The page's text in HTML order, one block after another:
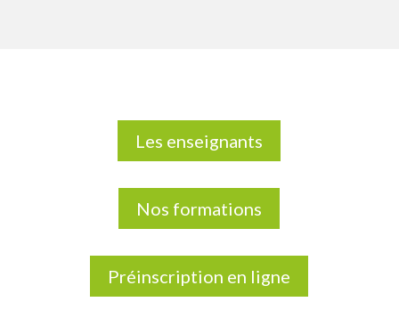
Les enseignants
Nos formations
Préinscription en ligne